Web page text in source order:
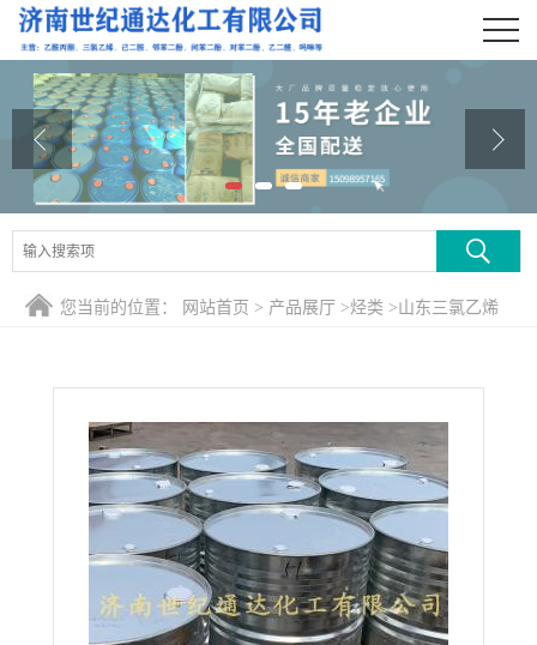
公司首页
公司介绍
公司动态
产品展厅
证书荣誉
您当前的位置： 网站首页 > 产品展厅 >烃类 >山东三氯乙烯